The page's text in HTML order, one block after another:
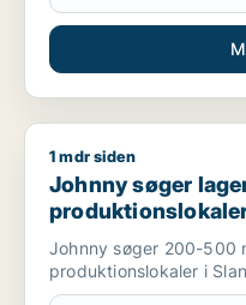
Johnny søger lager,
1 mdr siden
Johnny søger
Johnny søger 200-500
produktionslokaler i